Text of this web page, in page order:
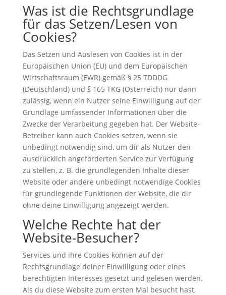
Was ist die Rechtsgrundlage
für das Setzen/Lesen von
Cookies?
Das Setzen und Auslesen von Cookies ist in der
Europäischen Union (EU) und dem Europäischen
Wirtschaftsraum (EWR) gemäß § 25 TDDDG
(Deutschland) und § 165 TKG (Österreich) nur dann
zulässig, wenn ein Nutzer seine Einwilligung auf der
Grundlage umfassender Informationen über die
Zwecke der Verarbeitung gegeben hat. Der Website-
Betreiber kann auch Cookies setzen, wenn sie
unbedingt notwendig sind, um dir als Nutzer den
ausdrücklich angeforderten Service zur Verfügung
zu stellen, z. B. die grundlegenden Inhalte dieser
Website oder andere unbedingt notwendige Cookies
für grundlegende Funktionen der Website, die dir
ohne deine Einwilligung angezeigt werden.
Welche Rechte hat der
Website-Besucher?
Services und ihre Cookies können auf der
Rechtsgrundlage deiner Einwilligung oder eines
berechtigten Interesses gesetzt und gelesen werden.
Als du diese Website zum ersten Mal besucht hast,